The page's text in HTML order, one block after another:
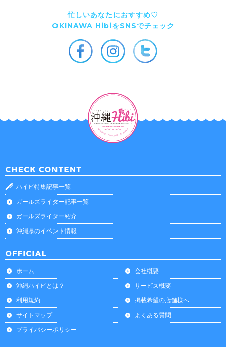
忙しいあなたにおすすめ♡
OKINAWA HibiをSNSでチェック
ハイビ特集記事一覧
ガールズライター記事一覧
ガールズライター紹介
沖縄県のイベント情報
ホーム
会社概要
沖縄ハイビとは？
サービス概要
利用規約
掲載希望の店舗様へ
サイトマップ
よくある質問
プライバシーポリシー